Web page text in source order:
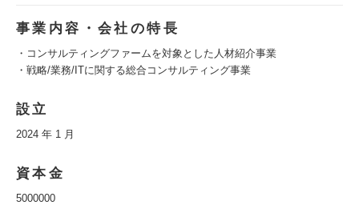
事業内容・会社の特長
・コンサルティングファームを対象とした人材紹介事業
・戦略/業務/ITに関する総合コンサルティング事業
設立
2024 年 1 月
資本金
5000000